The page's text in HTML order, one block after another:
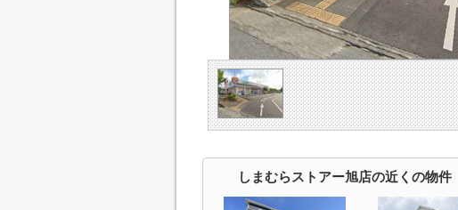
しまむらストアー旭店の近くの物件